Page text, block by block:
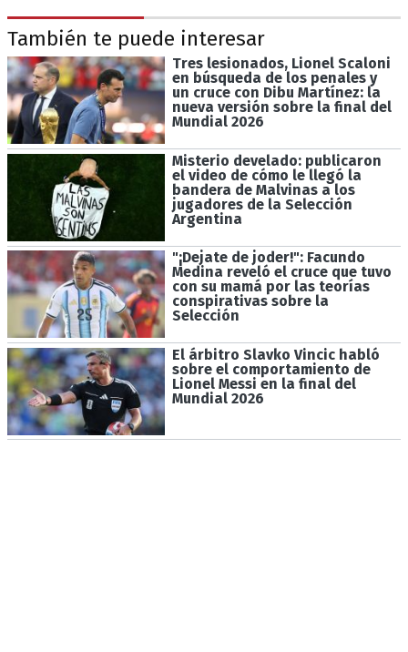
También te puede interesar
Tres lesionados, Lionel Scaloni
en búsqueda de los penales y
un cruce con Dibu Martínez: la
nueva versión sobre la final del
Mundial 2026
Misterio develado: publicaron
el video de cómo le llegó la
bandera de Malvinas a los
jugadores de la Selección
Argentina
"¡Dejate de joder!": Facundo
Medina reveló el cruce que tuvo
con su mamá por las teorías
conspirativas sobre la
Selección
El árbitro Slavko Vincic habló
sobre el comportamiento de
Lionel Messi en la final del
Mundial 2026